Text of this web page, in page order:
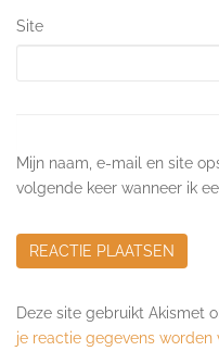
Site
Mijn naam, e-mail en site
volgende keer wanneer ik
Deze site gebruikt Akismet
je reactie gegevens worden